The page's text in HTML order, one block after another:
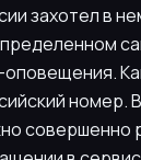
захотел в
номер.
совершенно